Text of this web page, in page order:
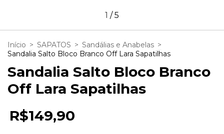
1 /5
Início > SAPATOS > Sandálias e Anabelas >
Sandalia Salto Bloco Branco Off Lara Sapatilhas
Sandalia Salto Bloco Branco
Off Lara Sapatilhas
R$149,90